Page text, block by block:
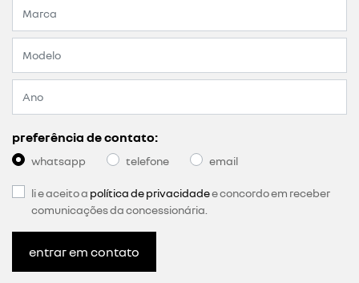
preferência de contato:
whatsapp telefone email
li e aceito a política de privacidadee concordo em receber
comunicações da concessionária.
entrar em contato